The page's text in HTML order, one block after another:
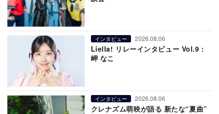
インタビュー 2026.08.06
Liella! リレーインタビュー Vol.9：
岬 なこ
インタビュー 2026.08.06
クレナズム萌映が語る 新たな“夏曲”